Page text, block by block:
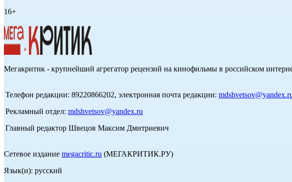
16+
Мегакритик - крупнейший агрегатор рецензий на кинофильмы в российском
Телефон редакции: 89220866202, электронная почта редакции:
Рекламный отдел: mdshvetsov@yandex.ru
Главный редактор Швецов Максим Дмитриевич
Сетевое издание megacritic.ru (МЕГАКРИТИК.РУ)
Язык(и): русский